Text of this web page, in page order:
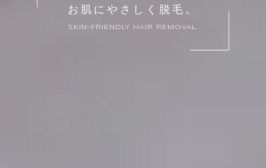
お肌にやさしく脱毛。
SKIN-FRIENDLY HAIR REMOVAL.